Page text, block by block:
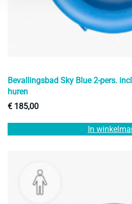
Bevallingsbad Sky Blue 2-pers.
huren
€ 185,00
In